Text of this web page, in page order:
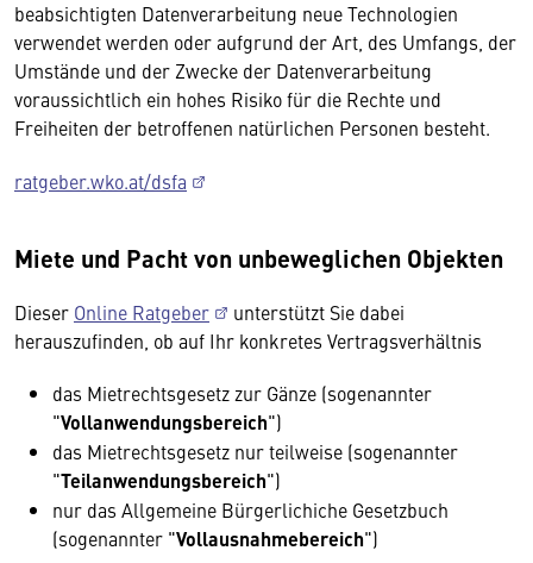
beabsichtigten Datenverarbeitung neue Technologien
verwendet werden oder aufgrund der Art, des Umfangs, der
Umstände und der Zwecke der Datenverarbeitung
voraussichtlich ein hohes Risiko für die Rechte und
Freiheiten der betroffenen natürlichen Personen besteht.
ratgeber.wko.at/dsfa
Miete und Pacht von unbeweglichen Objekten
Dieser Online Ratgeber
unterstützt Sie dabei
herauszufinden, ob auf Ihr konkretes Vertragsverhältnis
das Mietrechtsgesetz zur Gänze (sogenannter
"Vollanwendungsbereich")
das Mietrechtsgesetz nur teilweise (sogenannter
"Teilanwendungsbereich")
nur das Allgemeine Bürgerlichiche Gesetzbuch
(sogenannter "Vollausnahmebereich")